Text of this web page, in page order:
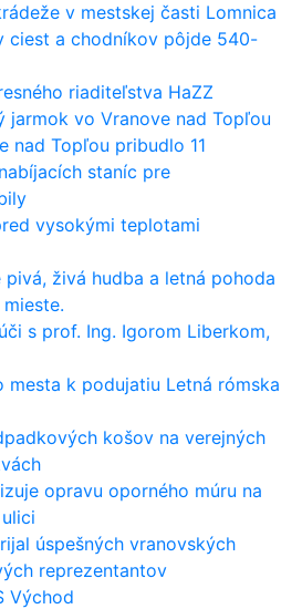
v mestskej časti Lomnica
ciest a chodníkov pôjde 540-
riaditeľstva HaZZ
jarmok vo Vranove nad Topľou
nad Topľou pribudlo 11
staníc pre
vysokými teplotami
pivá, živá hudba a letná pohoda
s prof. Ing. Igorom Liberkom,
mesta k podujatiu Letná rómska
košov na verejných
opravu oporného múru na
úspešných vranovských
reprezentantov
Východ